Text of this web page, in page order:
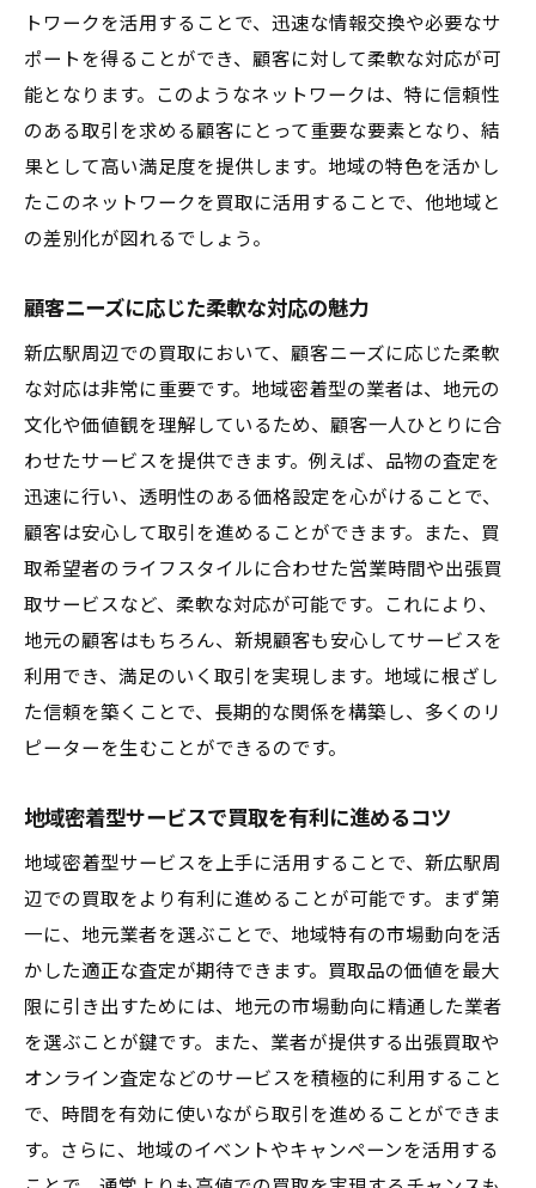
地元業者の価格設定の透明性
市場動向に基づいた価格評価
高額買取を成功させるポイント
地元の価格競争力を活かす
新広駅ならではの買取価格の魅力
新広駅周辺で買取を成功させるための地域密着
地元業者との信頼関係構築の重要性
買取交渉を有利に進めるポイント
地域密着サービスの選び方
新広駅で買取を成功させる実践的な戦略
トワークを活用することで、迅速な情報交換や必要なサ
ポートを得ることができ、顧客に対して柔軟な対応が可
能となります。このようなネットワークは、特に信頼性
のある取引を求める顧客にとって重要な要素となり、結
果として高い満足度を提供します。地域の特色を活かし
たこのネットワークを買取に活用することで、他地域と
の差別化が図れるでしょう。
顧客ニーズに応じた柔軟な対応の魅力
新広駅周辺での買取において、顧客ニーズに応じた柔軟
な対応は非常に重要です。地域密着型の業者は、地元の
文化や価値観を理解しているため、顧客一人ひとりに合
わせたサービスを提供できます。例えば、品物の査定を
迅速に行い、透明性のある価格設定を心がけることで、
顧客は安心して取引を進めることができます。また、買
取希望者のライフスタイルに合わせた営業時間や出張買
取サービスなど、柔軟な対応が可能です。これにより、
地元の顧客はもちろん、新規顧客も安心してサービスを
利用でき、満足のいく取引を実現します。地域に根ざし
た信頼を築くことで、長期的な関係を構築し、多くのリ
ピーターを生むことができるのです。
地域密着型サービスで買取を有利に進めるコツ
地域密着型サービスを上手に活用することで、新広駅周
辺での買取をより有利に進めることが可能です。まず第
一に、地元業者を選ぶことで、地域特有の市場動向を活
かした適正な査定が期待できます。買取品の価値を最大
限に引き出すためには、地元の市場動向に精通した業者
を選ぶことが鍵です。また、業者が提供する出張買取や
オンライン査定などのサービスを積極的に利用すること
で、時間を有効に使いながら取引を進めることができま
す。さらに、地域のイベントやキャンペーンを活用する